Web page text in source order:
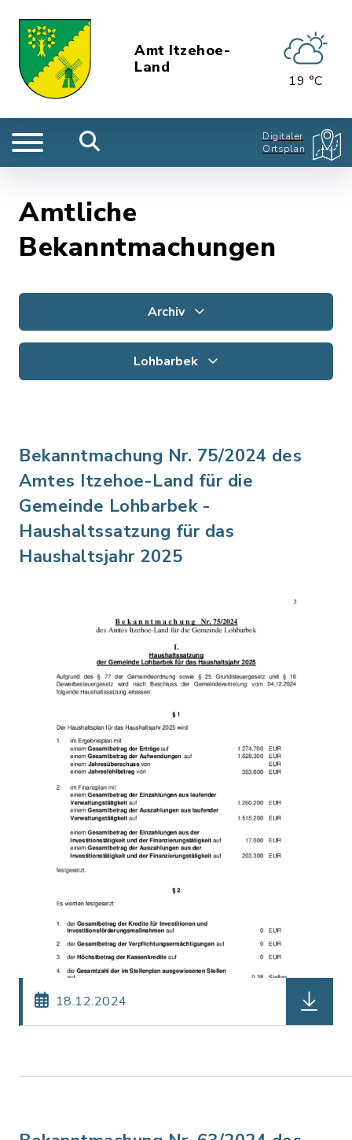
Amt Itzehoe-
Land
19 °C
Digitaler
Ortsplan
Amtliche
Bekanntmachungen
Archiv
Lohbarbek
Bekanntmachung Nr. 75/2024 des
Amtes Itzehoe-Land für die
Gemeinde Lohbarbek -
Haushaltssatzung für das
Haushaltsjahr 2025
18.12.2024